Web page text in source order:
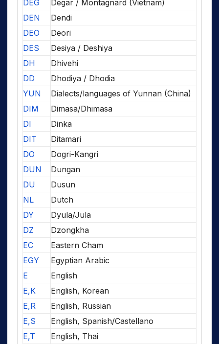
DEG
Degar / Montagnard (Vietnam)
DEN
Dendi
DEO
Deori
DES
Desiya / Deshiya
DH
Dhivehi
DD
Dhodiya / Dhodia
YUN
Dialects/languages of Yunnan (China)
DIM
Dimasa/Dhimasa
DI
Dinka
DIT
Ditamari
DO
Dogri-Kangri
DUN
Dungan
DU
Dusun
NL
Dutch
DY
Dyula/Jula
DZ
Dzongkha
EC
Eastern Cham
EGY
Egyptian Arabic
E
English
E,K
English, Korean
E,R
English, Russian
E,S
English, Spanish/Castellano
E,T
English, Thai